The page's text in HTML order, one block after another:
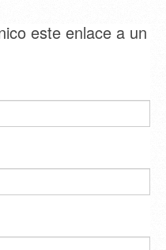
este enlace a un